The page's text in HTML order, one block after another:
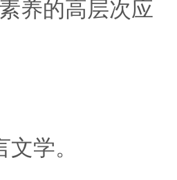
养的高层次应
学。